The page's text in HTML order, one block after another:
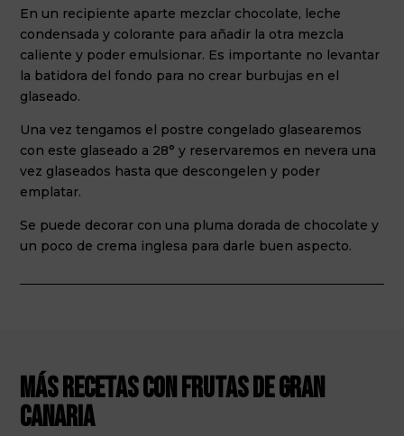
En un recipiente aparte mezclar chocolate, leche
condensada y colorante para añadir la otra mezcla
caliente y poder emulsionar. Es importante no levantar
la batidora del fondo para no crear burbujas en el
glaseado.
Una vez tengamos el postre congelado glasearemos
con este glaseado a 28° y reservaremos en nevera una
vez glaseados hasta que descongelen y poder
emplatar.
Se puede decorar con una pluma dorada de chocolate y
un poco de crema inglesa para darle buen aspecto.
Más recetas con frutas de Gran
Canaria